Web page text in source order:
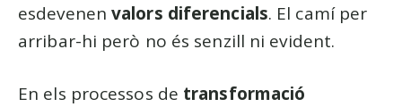
esdevenen valors diferencials. El camí per
arribar-hi però no és senzill ni evident.
En els processos de transformació